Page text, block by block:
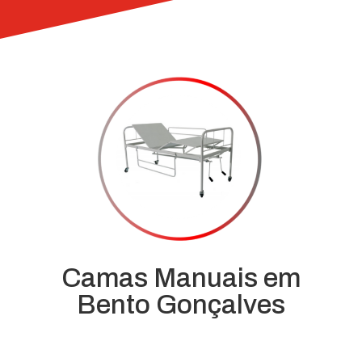
Camas Manuais em
Bento Gonçalves